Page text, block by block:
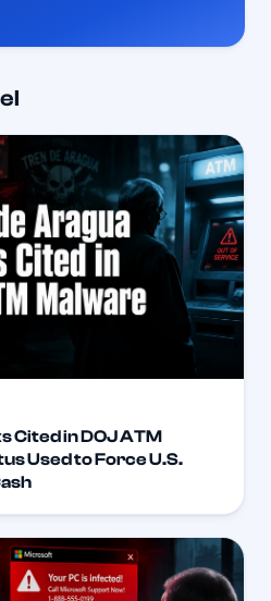
Cited in DOJ ATM
Used to Force U.S.